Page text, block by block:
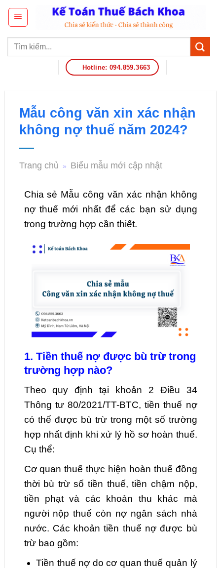
Hotline: 094.859.3663
Mẫu công văn xin xác nhận
không nợ thuế năm 2024?
Trang chủ » Biểu mẫu mới cập nhật
Chia sẻ Mẫu công văn xác nhận không
nợ thuế mới nhất để các bạn sử dụng
trong trường hợp cần thiết.
1. Tiền thuế nợ được bù trừ trong
trường hợp nào?
Theo quy định tại khoản 2 Điều 34
Thông tư 80/2021/TT-BTC, tiền thuế nợ
có thể được bù trừ trong một số trường
hợp nhất định khi xử lý hồ sơ hoàn thuế.
Cụ thể:
Cơ quan thuế thực hiện hoàn thuế đồng
thời bù trừ số tiền thuế, tiền chậm nộp,
tiền phạt và các khoản thu khác mà
người nộp thuế còn nợ ngân sách nhà
nước. Các khoản tiền thuế nợ được bù
trừ bao gồm:
Tiền thuế nợ do cơ quan thuế quản lý